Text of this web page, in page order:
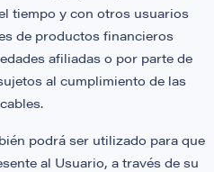
tiempo y con otros usuarios
de productos financieros
afiliadas o por parte de
al cumplimiento de las
podrá ser utilizado para que
al Usuario, a través de su